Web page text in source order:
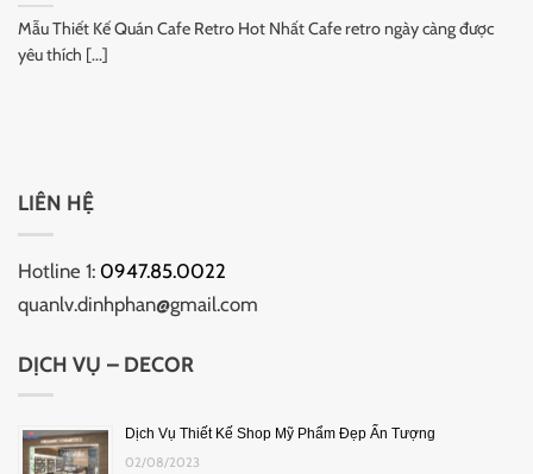
Mẫu Thiết Kế Quán Cafe Retro Hot Nhất Cafe retro ngày càng được
yêu thích [...]
LIÊN HỆ
Hotline 1: 0947.85.0022
quanlv.dinhphan@gmail.com
DỊCH VỤ – DECOR
Dịch Vụ Thiết Kế Shop Mỹ Phẩm Đẹp Ấn Tượng
02/08/2023